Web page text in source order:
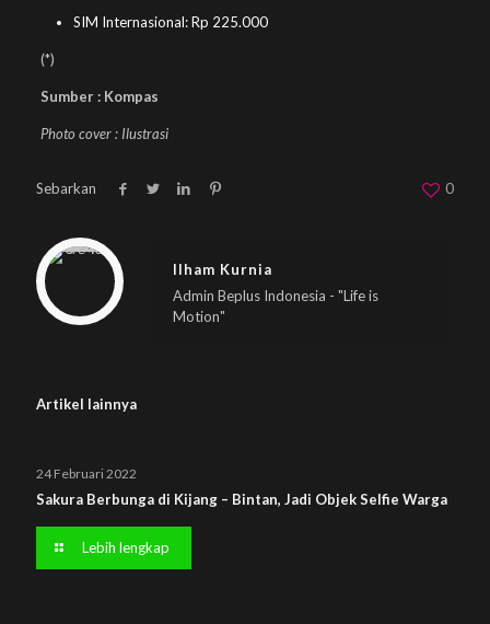
SIM Internasional: Rp 225.000
(*)
Sumber : Kompas
Photo cover : Ilustrasi
Sebarkan 0
Warning
: Trying to access array offset on null in
/home/u833233641/domains/beplus.id/public_html/wp-content/themes/betheme/includes/content-single.php
on line
286
Ilham Kurnia
Admin Beplus Indonesia - "Life is
Motion"
Artikel lainnya
24 Februari 2022
Sakura Berbunga di Kijang – Bintan, Jadi Objek Selfie Warga
Lebih lengkap